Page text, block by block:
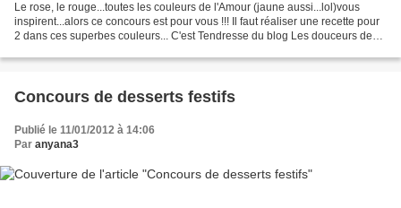
Le rose, le rouge...toutes les couleurs de l'Amour (jaune aussi...lol)vous
inspirent...alors ce concours est pour vous !!! Il faut réaliser une recette pour
2 dans ces superbes couleurs... C'est Tendresse du blog Les douceurs de
Concours de desserts festifs
Publié le 11/01/2012 à 14:06
Par anyana3